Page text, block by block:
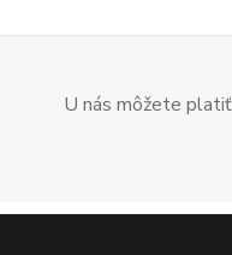
U nás môžete